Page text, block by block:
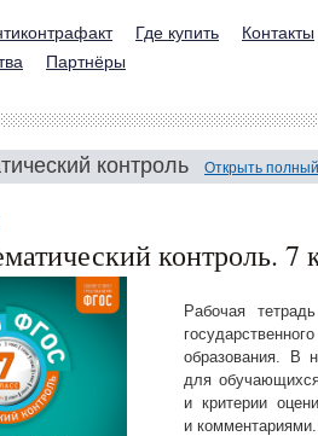
Где купить
Контакты
Партнёры
контроль Открыть
контроль. 7
Рабочая
образования. В
для
и критерии
и комментариями.